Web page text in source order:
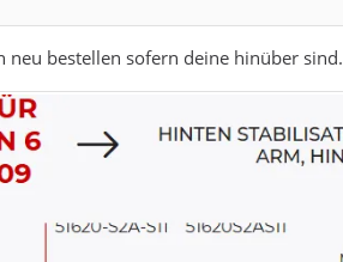
neu bestellen sofern deine hinüber sind.